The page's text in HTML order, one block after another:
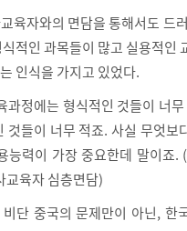
육자와의 면담을 통해서도 드
적인 과목들이 많고 실용적인
인식을 가지고 있었다.
과정에는 형식적인 것들이 너
것들이 너무 적죠. 사실 무엇보
능력이 가장 중요한데 말이죠.
교육자 심층면담)
단 중국의 문제만이 아닌, 한